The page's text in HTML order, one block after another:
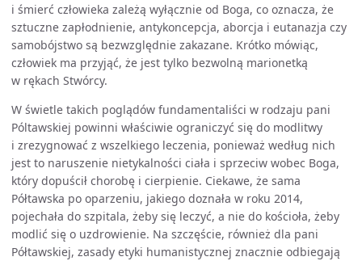
i śmierć człowieka zależą wyłącznie od Boga, co oznacza, że
sztuczne zapłodnienie, antykoncepcja, aborcja i eutanazja czy
samobójstwo są bezwzględnie zakazane. Krótko mówiąc,
człowiek ma przyjąć, że jest tylko bezwolną marionetką
w rękach Stwórcy.
W świetle takich poglądów fundamentaliści w rodzaju pani
Póltawskiej powinni właściwie ograniczyć się do modlitwy
i zrezygnować z wszelkiego leczenia, ponieważ według nich
jest to naruszenie nietykalności ciała i sprzeciw wobec Boga,
który dopuścił chorobę i cierpienie. Ciekawe, że sama
Półtawska po oparzeniu, jakiego doznała w roku 2014,
pojechała do szpitala, żeby się leczyć, a nie do kościoła, żeby
modlić się o uzdrowienie. Na szczęście, również dla pani
Półtawskiej, zasady etyki humanistycznej znacznie odbiegają